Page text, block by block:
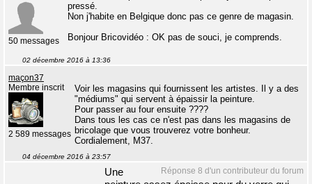
50 messages
pressé.
Non j'habite en Belgique donc pas ce genre de magasin.
Bonjour Bricovidéo : OK pas de souci, je comprends.
02 décembre 2016 à 13:36
maçon37
Membre inscrit
2 589 messages
Voir les magasins qui fournissent les artistes. Il y a des
"médiums" qui servent à épaissir la peinture.
Pour passer au four ensuite ????
Dans tous les cas ce n'est pas dans les magasins de
bricolage que vous trouverez votre bonheur.
Cordialement, M37.
04 décembre 2016 à 23:57
Réponse 8 d'un contributeur du forum
Une